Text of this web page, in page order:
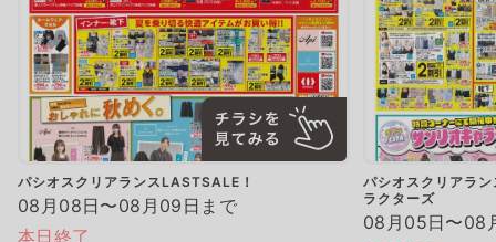
パシオスクリアランスLASTSALE！
08月08日〜08月09日まで
本日終了
パシオスクリアラ
ラクターズ
08月05日〜08